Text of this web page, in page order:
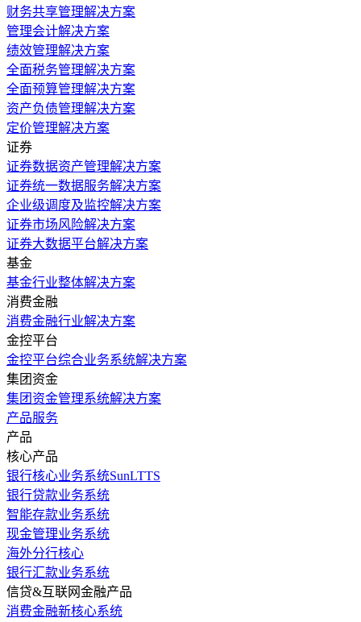
财务共享管理解决方案
管理会计解决方案
绩效管理解决方案
全面税务管理解决方案
全面预算管理解决方案
资产负债管理解决方案
定价管理解决方案
证券
证券数据资产管理解决方案
证券统一数据服务解决方案
企业级调度及监控解决方案
证券市场风险解决方案
证券大数据平台解决方案
基金
基金行业整体解决方案
消费金融
消费金融行业解决方案
金控平台
金控平台综合业务系统解决方案
集团资金
集团资金管理系统解决方案
产品服务
产品
核心产品
银行核心业务系统SunLTTS
银行贷款业务系统
智能存款业务系统
现金管理业务系统
海外分行核心
银行汇款业务系统
信贷&互联网金融产品
消费金融新核心系统